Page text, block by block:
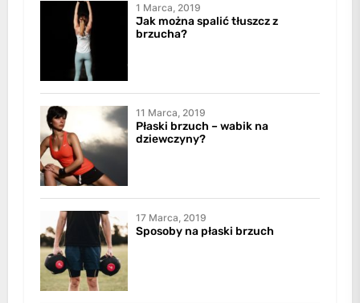
1 Marca, 2019
Jak można spalić tłuszcz z
brzucha?
11 Marca, 2019
Płaski brzuch – wabik na
dziewczyny?
17 Marca, 2019
Sposoby na płaski brzuch